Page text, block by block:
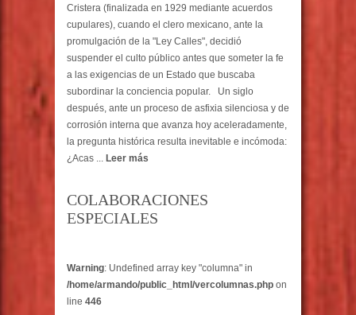
Cristera (finalizada en 1929 mediante acuerdos
cupulares), cuando el clero mexicano, ante la
promulgación de la "Ley Calles", decidió
suspender el culto público antes que someter la fe
a las exigencias de un Estado que buscaba
subordinar la conciencia popular. Un siglo
después, ante un proceso de asfixia silenciosa y de
corrosión interna que avanza hoy aceleradamente,
la pregunta histórica resulta inevitable e incómoda:
¿Acas ... Leer más
COLABORACIONES
ESPECIALES
Warning: Undefined array key "columna" in
/home/armando/public_html/vercolumnas.php on
line 446